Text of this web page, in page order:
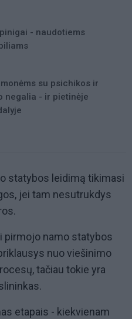
- naudotiems
su psichikos ir
negalia - ir pietinėje
statybos leidimą tikimasi
jei tam nesutrukdys
pirmojo namo statybos
nuo viešinimo
tačiau tokie yra
etapais - kiekvienam